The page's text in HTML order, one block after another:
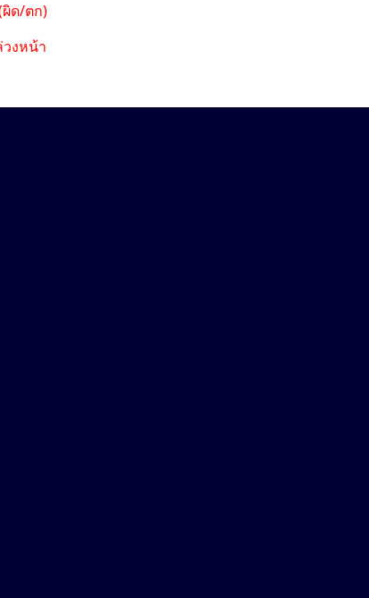
ด/ตก)
งหน้า